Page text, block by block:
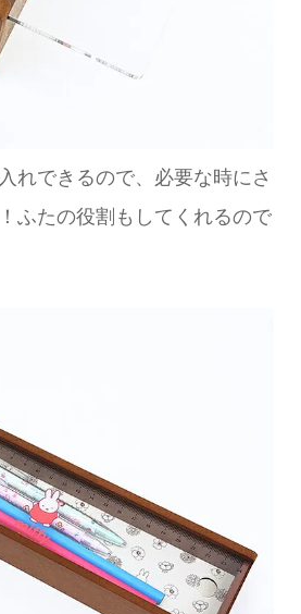
れできるので、必要な時にさ
ふたの役割もしてくれるので